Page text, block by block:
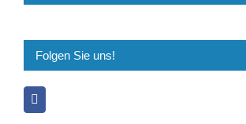
Folgen Sie uns!